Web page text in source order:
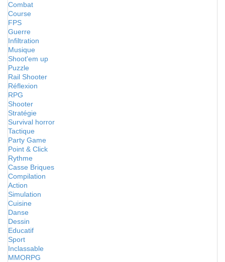
Combat
Course
FPS
Guerre
Infiltration
Musique
Shoot'em up
Puzzle
Rail Shooter
Réflexion
RPG
Shooter
Stratégie
Survival horror
Tactique
Party Game
Point & Click
Rythme
Casse Briques
Compilation
Action
Simulation
Cuisine
Danse
Dessin
Educatif
Sport
Inclassable
MMORPG